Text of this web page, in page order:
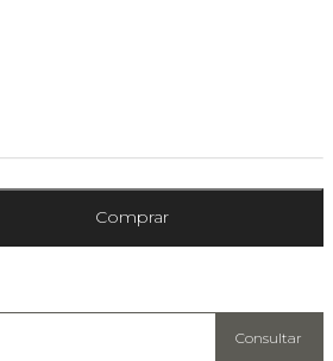
Comprar
Consultar